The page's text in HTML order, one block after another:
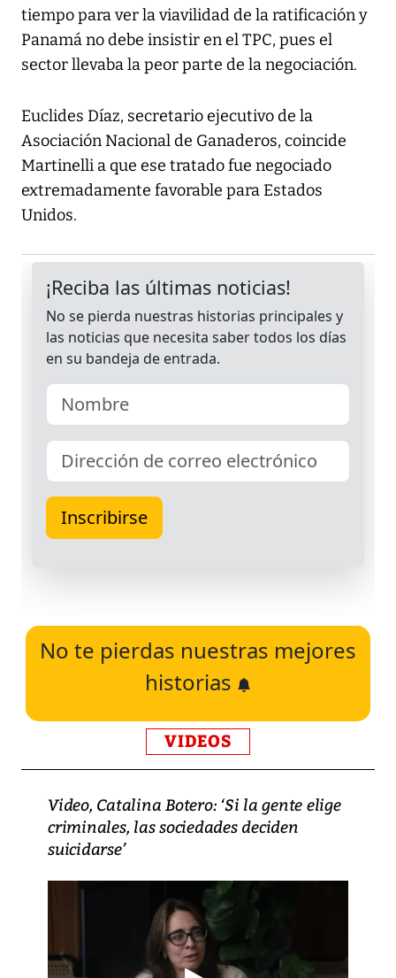
tiempo para ver la viavilidad de la ratificación y
Panamá no debe insistir en el TPC, pues el
sector llevaba la peor parte de la negociación.
Euclides Díaz, secretario ejecutivo de la
Asociación Nacional de Ganaderos, coincide
Martinelli a que ese tratado fue negociado
extremadamente favorable para Estados
Unidos.
No te pierdas nuestras mejores
historias
VIDEOS
Video, Catalina Botero: ‘Si la gente elige
criminales, las sociedades deciden
suicidarse’